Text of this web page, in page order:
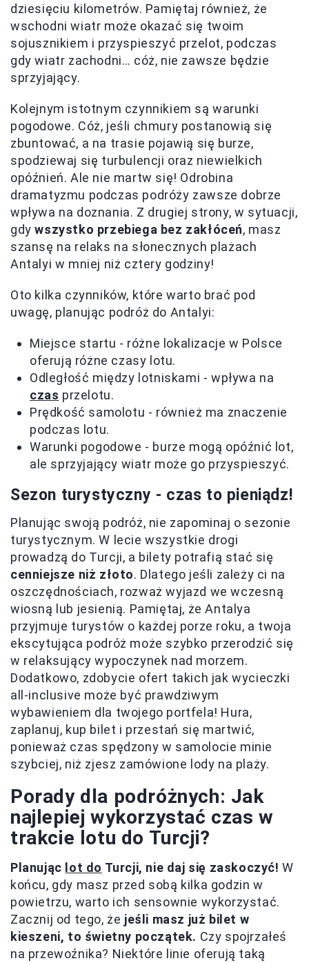
dziesięciu kilometrów. Pamiętaj również, że
wschodni wiatr może okazać się twoim
sojusznikiem i przyspieszyć przelot, podczas
gdy wiatr zachodni… cóż, nie zawsze będzie
sprzyjający.
Kolejnym istotnym czynnikiem są warunki
pogodowe. Cóż, jeśli chmury postanowią się
zbuntować, a na trasie pojawią się burze,
spodziewaj się turbulencji oraz niewielkich
opóźnień. Ale nie martw się! Odrobina
dramatyzmu podczas podróży zawsze dobrze
wpływa na doznania. Z drugiej strony, w sytuacji,
gdywszystko przebiega bez zakłóceń, masz
szansę na relaks na słonecznych plażach
Antalyi w mniej niż cztery godziny!
Oto kilka czynników, które warto brać pod
uwagę, planując podróż do Antalyi:
Miejsce startu - różne lokalizacje w Polsce
oferują różne czasy lotu.
Odległość między lotniskami - wpływa na
czas przelotu.
Prędkość samolotu - również ma znaczenie
podczas lotu.
Warunki pogodowe - burze mogą opóźnić lot,
ale sprzyjający wiatr może go przyspieszyć.
Sezon turystyczny - czas to pieniądz!
Planując swoją podróż, nie zapominaj o sezonie
turystycznym. W lecie wszystkie drogi
prowadzą do Turcji, a bilety potrafią stać się
cenniejsze niż złoto. Dlatego jeśli zależy ci na
oszczędnościach, rozważ wyjazd we wczesną
wiosną lub jesienią. Pamiętaj, że Antalya
przyjmuje turystów o każdej porze roku, a twoja
ekscytująca podróż może szybko przerodzić się
w relaksujący wypoczynek nad morzem.
Dodatkowo, zdobycie ofert takich jak wycieczki
all-inclusive może być prawdziwym
wybawieniem dla twojego portfela! Hura,
zaplanuj, kup bilet i przestań się martwić,
ponieważ czas spędzony w samolocie minie
szybciej, niż zjesz zamówione lody na plaży.
Porady dla podróżnych: Jak
najlepiej wykorzystać czas w
trakcie lotu do Turcji?
Planując lot do Turcji, nie daj się zaskoczyć! W
końcu, gdy masz przed sobą kilka godzin w
powietrzu, warto ich sensownie wykorzystać.
Zacznij od tego, że jeśli masz już bilet w
kieszeni, to świetny początek. Czy spojrzałeś
na przewoźnika? Niektóre linie oferują taką